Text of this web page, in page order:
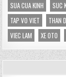
SUA CUA KINH
SUC
TAP VO VIET
THAN
VIEC LAM
XE OTO